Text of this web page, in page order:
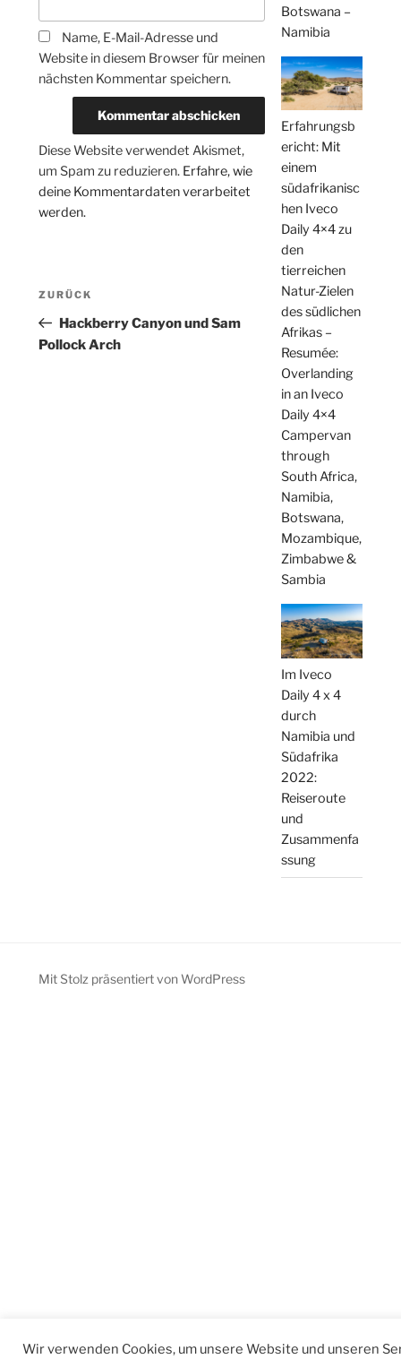
Name, E-Mail-Adresse und
Website in diesem Browser für meinen
nächsten Kommentar speichern.
Diese Website verwendet Akismet,
um Spam zu reduzieren. Erfahre, wie
deine Kommentardaten verarbeitet
werden.
Beitragsnavigation
Vorheriger
Beitrag
ZURÜCK
Hackberry Canyon und Sam
Pollock Arch
Botswana –
Namibia
Erfahrungsb
ericht: Mit
einem
südafrikanisc
hen Iveco
Daily 4×4 zu
den
tierreichen
Natur-Zielen
des südlichen
Afrikas –
Resumée:
Overlanding
in an Iveco
Daily 4×4
Campervan
through
South Africa,
Namibia,
Botswana,
Mozambique,
Zimbabwe &
Sambia
Im Iveco
Daily 4 x 4
durch
Namibia und
Südafrika
2022:
Reiseroute
und
Zusammenfa
ssung
Mit Stolz präsentiert von WordPress
Wir verwenden Cookies, um unsere Website und unseren